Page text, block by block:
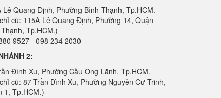
Lê Quang Định, Phường Bình Thạnh, Tp.HCM.
cũ: 115A Lê Quang Định, Phường 14, Quận
Tp.HCM.)
9527 - 098 234 2030
2:
Đình Xu, Phường Cầu Ông Lãnh, Tp.HCM.
cũ: 87 Trần Đình Xu, Phường Nguyễn Cư Trinh,
1, Tp.HCM.)